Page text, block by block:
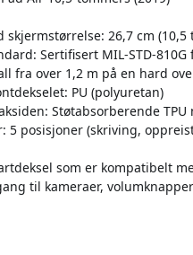
skjermstørrelse: 26,7 cm (10,5
Sertifisert MIL-STD-
fra over 1,2 m på en hard
PU (polyuretan)
Støtabsorberende TPU
5 posisjoner (skriving,
som er kompatibelt
til kameraer,